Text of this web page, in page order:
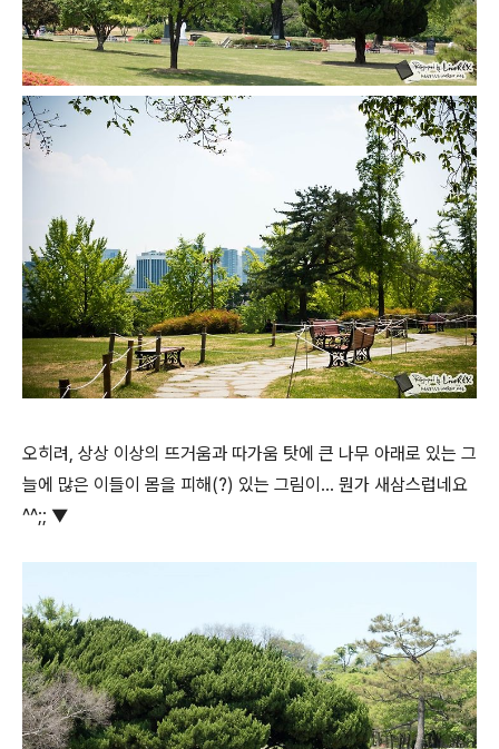
오히려, 상상 이상의 뜨거움과 따가움 탓에 큰 나무 아래로 있는 그
늘에 많은 이들이 몸을 피해(?) 있는 그림이… 뭔가 새삼스럽네요
^^;; ▼